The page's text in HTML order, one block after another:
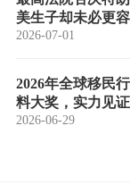
美生子却未必更
2026-07-01
2026年全球移民
料大奖，实力见
2026-06-29